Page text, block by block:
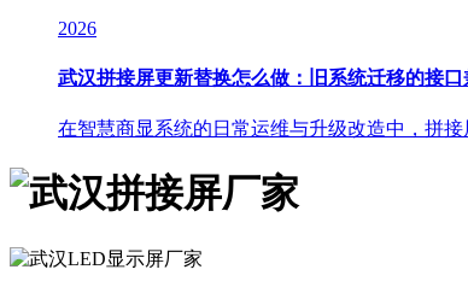
2026
武汉拼接屏更新替换怎么做：旧系统迁移的接
在智慧商显系统的日常运维与升级改造中，拼